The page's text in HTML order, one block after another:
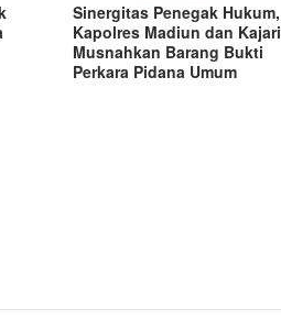
Sinergitas Penegak Hukum,
Kapolres Madiun dan Kajari
Musnahkan Barang Bukti
Perkara Pidana Umum